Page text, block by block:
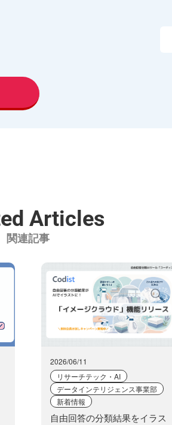
Articles
関連記事
2026/06/11
リサーチテック・AI
データインテリジェンス事業部
新着情報
自由回答の分類結果をイラス